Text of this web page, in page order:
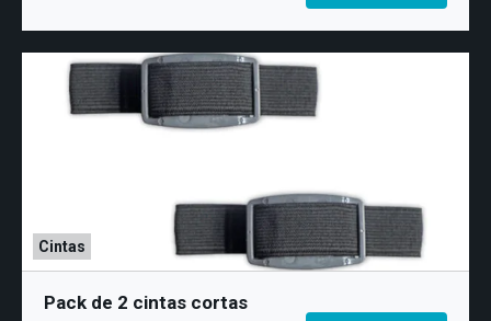
Cintas
Pack de 2 cintas cortas